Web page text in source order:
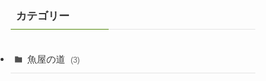
カテゴリー
魚屋の道 (3)